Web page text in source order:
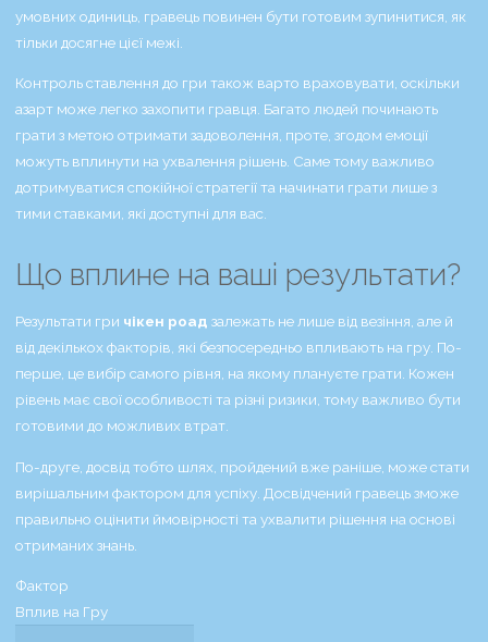
умовних одиниць, гравець повинен бути готовим зупинитися, як
тільки досягне цієї межі.
Контроль ставлення до гри також варто враховувати, оскільки
азарт може легко захопити гравця. Багато людей починають
грати з метою отримати задоволення, проте, згодом емоції
можуть вплинути на ухвалення рішень. Саме тому важливо
дотримуватися спокійної стратегії та начинати грати лише з
тими ставками, які доступні для вас.
Що вплине на ваші результати?
Результати гри чікен роад залежать не лише від везіння, але й
від декількох факторів, які безпосередньо впливають на гру. По-
перше, це вибір самого рівня, на якому плануєте грати. Кожен
рівень має свої особливості та різні ризики, тому важливо бути
готовими до можливих втрат.
По-друге, досвід тобто шлях, пройдений вже раніше, може стати
вирішальним фактором для успіху. Досвідчений гравець зможе
правильно оцінити ймовірності та ухвалити рішення на основі
отриманих знань.
Фактор
Вплив на Гру